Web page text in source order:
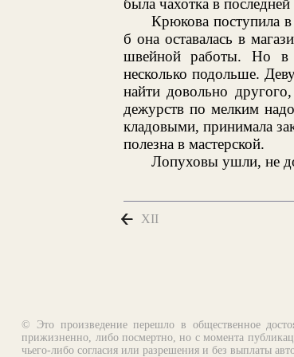
была чахотка в последней
Крюкова поступила
б она оставалась в
швейной работы. Но в
несколько подольше.
найти довольно
дежурств по мелким
кладовыми, принимала
полезна в мастерской.
Лопуховы ушли, не
XII
© Это произведение перешло в общественное
прижизненно, либо посмертно, но с момента
чьего-либо согласия или разрешения и без выплаты